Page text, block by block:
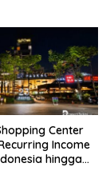
Center
Income
hingga